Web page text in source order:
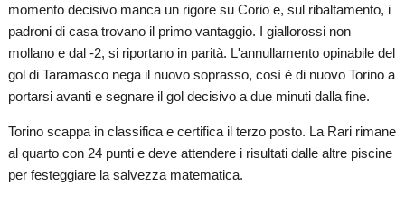
momento decisivo manca un rigore su Corio e, sul ribaltamento, i
padroni di casa trovano il primo vantaggio. I giallorossi non
mollano e dal -2, si riportano in parità. L'annullamento opinabile del
gol di Taramasco nega il nuovo soprasso, così è di nuovo Torino a
portarsi avanti e segnare il gol decisivo a due minuti dalla fine.
Torino scappa in classifica e certifica il terzo posto. La Rari rimane
al quarto con 24 punti e deve attendere i risultati dalle altre piscine
per festeggiare la salvezza matematica.